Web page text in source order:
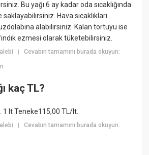
Bu yağı 6 ay kadar oda sıcaklığında
Hava sıcaklıkları
alabilirsiniz. Kalan tortuyu ise
ezmesi olarak tüketebilirsiniz.
|Cevabın tamamını burada okuyun:
kaç TL?
1 lt Teneke115,00 TL/lt.
|Cevabın tamamını burada okuyun: